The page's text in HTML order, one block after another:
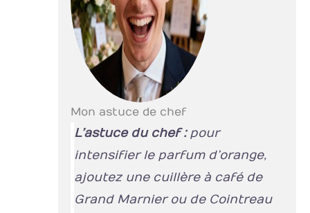
Mon astuce de chef
L’astuce du chef :pour
intensifier le parfum d’orange,
ajoutez une cuillère à café de
Grand Marnier ou de Cointreau